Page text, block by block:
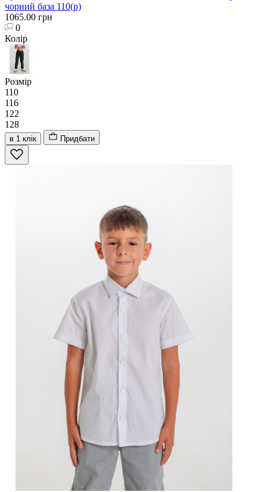
чорний база 110(р)
1065.00 грн
0
Колір
Розмір
110
116
122
128
в 1 клік Придбати